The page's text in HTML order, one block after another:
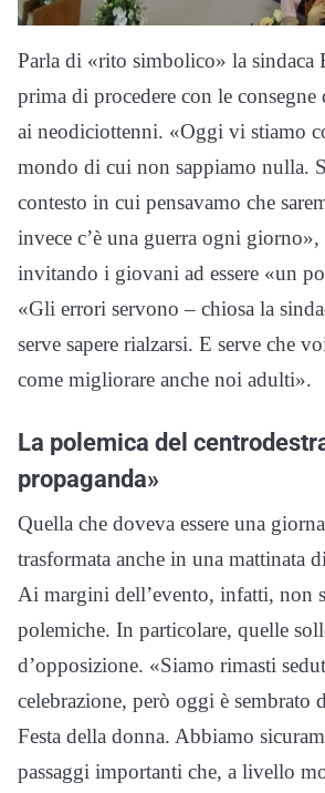
Parla di «rito simbolico» la sindaca
prima di procedere con le
ai neodiciottenni. «Oggi vi stiamo
mondo di cui non sappiamo nulla.
contesto in cui pensavamo che
invece c’è una guerra ogni giorno»,
invitando i giovani ad essere «un
«Gli errori servono – chiosa la
serve sapere rialzarsi. E serve che
come migliorare anche noi adulti».
La polemica del
propaganda»
Quella che doveva essere una
trasformata anche in una mattinata
Ai margini dell’evento, infatti, non
polemiche. In particolare, quelle
d’opposizione. «Siamo rimasti
celebrazione, però oggi è sembrato
Festa della donna. Abbiamo
passaggi importanti che, a livello